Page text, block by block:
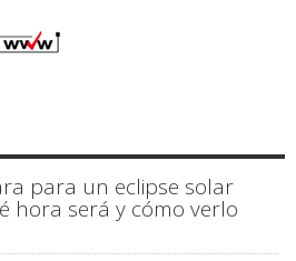
para un eclipse solar
hora será y cómo verlo